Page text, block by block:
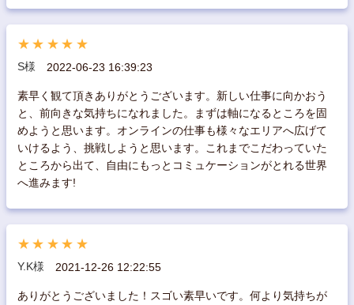
★★★★★
S様 2022-06-23 16:39:23
素早く観て頂きありがとうございます。新しい仕事に向かおう
と、前向きな気持ちになれました。まずは軸になるところを固
めようと思います。オンラインの仕事も様々なエリアへ広げて
いけるよう、挑戦しようと思います。これまでこだわっていた
ところから出て、自由にもっとコミュケーションがとれる世界
へ進みます!
★★★★★
Y.K様 2021-12-26 12:22:55
ありがとうございました！スゴい素早いです。何より気持ちが